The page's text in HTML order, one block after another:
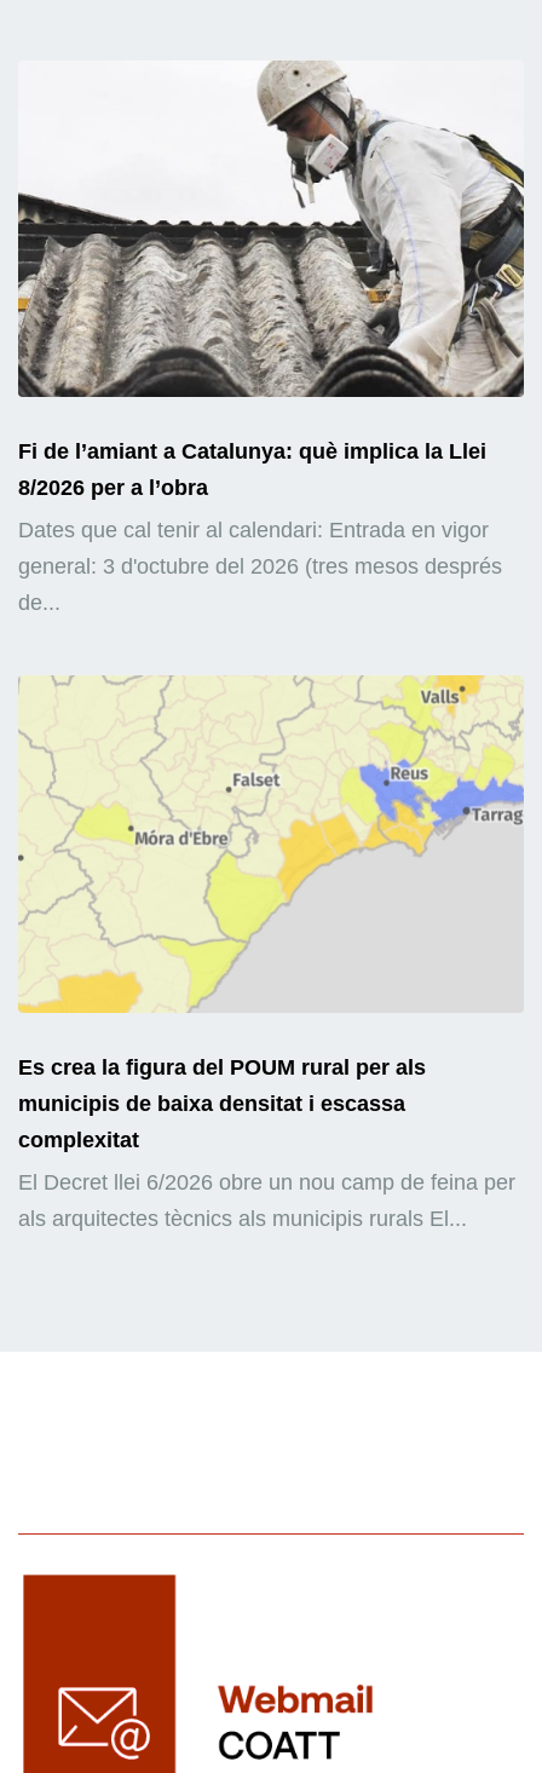
Fi de l’amiant a Catalunya: què implica la Llei
8/2026 per a l’obra
Dates que cal tenir al calendari: Entrada en vigor
general: 3 d'octubre del 2026 (tres mesos després
de...
Es crea la figura del POUM rural per als
municipis de baixa densitat i escassa
complexitat
El Decret llei 6/2026 obre un nou camp de feina per
als arquitectes tècnics als municipis rurals El...